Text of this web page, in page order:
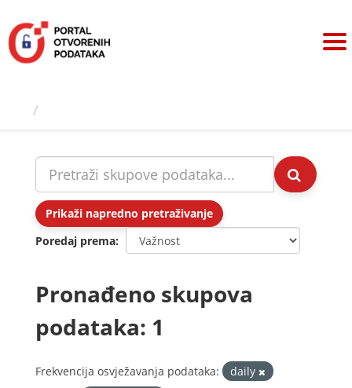
sadržaj
Prikaži napredno pretraživanje
Poredaj prema
Pronađeno skupova
podataka: 1
Frekvencija osvježavanja podataka:
daily